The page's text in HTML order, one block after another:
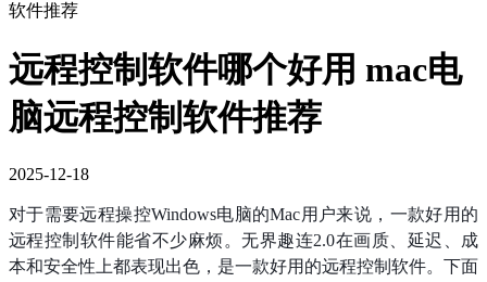
软件推荐
远程控制软件哪个好用 mac电
脑远程控制软件推荐
2025-12-18
对于需要远程操控Windows电脑的Mac用户来说，一款好用的
远程控制软件能省不少麻烦。无界趣连2.0在画质、延迟、成
本和安全性上都表现出色，是一款好用的远程控制软件。下面